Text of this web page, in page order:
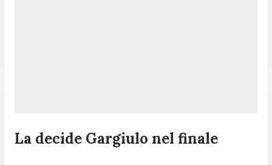
La decide Gargiulo nel finale